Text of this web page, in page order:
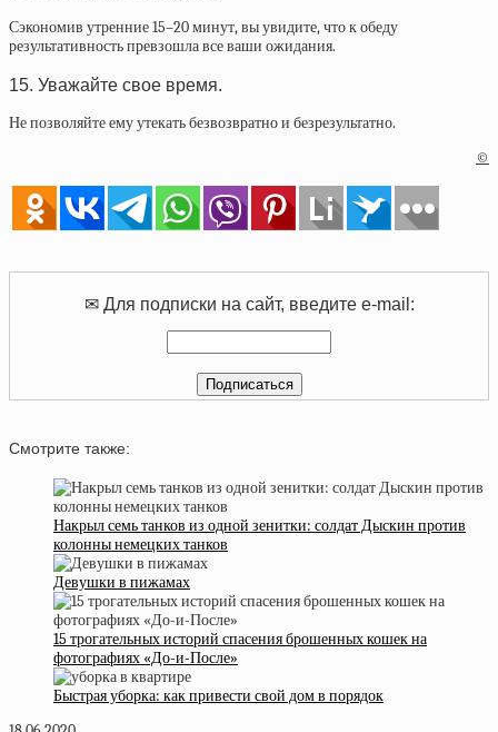
Сэкономив утренние 15–20 минут, вы увидите, что к обеду
результативность превзошла все ваши ожидания.
15. Уважайте свое время.
Не позволяйте ему утекать безвозвратно и безрезультатно.
©
✉ Для подписки на сайт, введите e-mail:
Смотрите также:
Накрыл семь танков из одной зенитки: солдат Дыскин против
колонны немецких танков
Девушки в пижамах
15 трогательных историй спасения брошенных кошек на
фотографиях «До-и-После»
Быстрая уборка: как привести свой дом в порядок